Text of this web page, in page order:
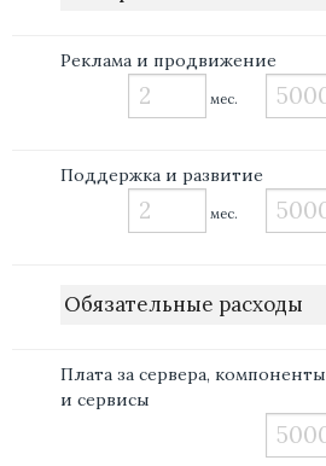
Реклама и продвижение
мес.
Поддержка и развитие
мес.
Обязательные расходы
Плата за сервера, компоненты
и сервисы